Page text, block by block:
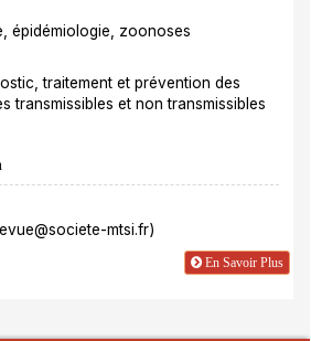
épidémiologie, zoonoses
traitement et prévention des
transmissibles et non transmissibles
mtsi.fr)
En Savoir Plus